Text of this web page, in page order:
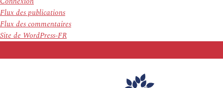
Flux des publications
Flux des commentaires
Site de WordPress-FR